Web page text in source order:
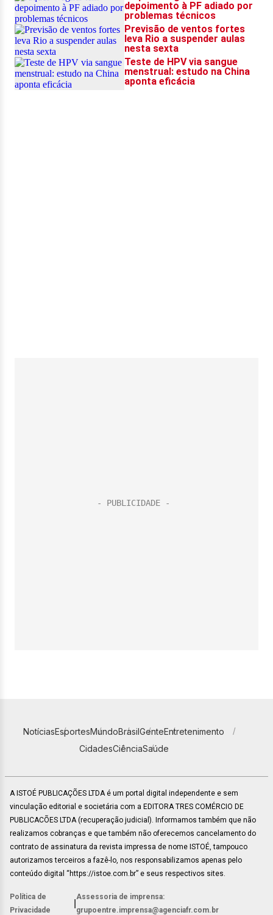
NotíciasEsportesMundoBrasilGenteEntretenimento
CidadesCiênciaSaúde
A ISTOÉ PUBLICAÇÕES LTDA é um portal digital independente e sem
vinculação editorial e societária com a EDITORA TRES COMÉRCIO DE
PUBLICACÕES LTDA (recuperação judicial). Informamos também que não
realizamos cobranças e que também não oferecemos cancelamento do
contrato de assinatura da revista impressa de nome ISTOÉ, tampouco
autorizamos terceiros a fazê-lo, nos responsabilizamos apenas pelo
conteúdo digital “https://istoe.com.br” e seus respectivos sites.
Política de
Privacidade
Assessoria de imprensa:
grupoentre.imprensa@agenciafr.com.br